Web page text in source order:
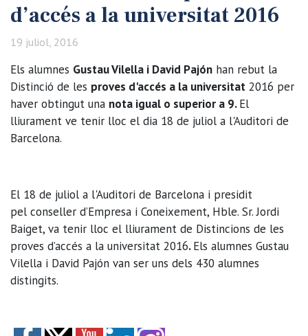
d’accés a la universitat 2016
19 juliol, 2016
Els alumnes Gustau Vilella i David Pajón han rebut la
Distinció de les proves d'accés a la universitat 2016 per
haver obtingut una nota igual o superior a 9.El
lliurament ve tenir lloc el dia 18 de juliol a l'Auditori de
Barcelona.
El 18 de juliol a l'Auditori de Barcelona i presidit
pel conseller d’Empresa i Coneixement, Hble. Sr. Jordi
Baiget, va tenir lloc el lliurament de Distincions de les
proves d’accés a la universitat 2016.Els alumnes Gustau
Vilella i David Pajón van ser uns dels 430 alumnes
distingits.